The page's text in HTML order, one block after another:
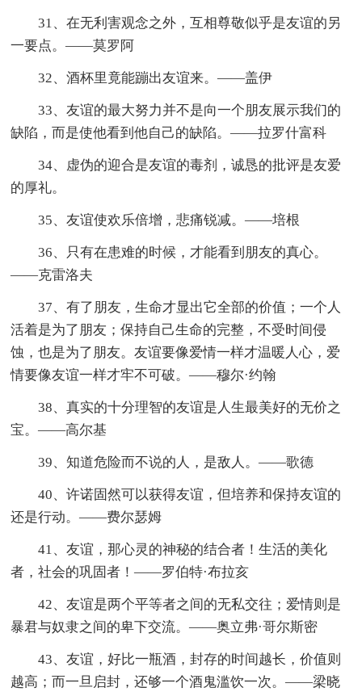
31、在无利害观念之外，互相尊敬似乎是友谊的另
一要点。——莫罗阿
32、酒杯里竟能蹦出友谊来。——盖伊
33、友谊的最大努力并不是向一个朋友展示我们的
缺陷，而是使他看到他自己的缺陷。——拉罗什富科
34、虚伪的迎合是友谊的毒剂，诚恳的批评是友爱
的厚礼。
35、友谊使欢乐倍增，悲痛锐减。——培根
36、只有在患难的时候，才能看到朋友的真心。
——克雷洛夫
37、有了朋友，生命才显出它全部的价值；一个人
活着是为了朋友；保持自己生命的完整，不受时间侵
蚀，也是为了朋友。友谊要像爱情一样才温暖人心，爱
情要像友谊一样才牢不可破。——穆尔·约翰
38、真实的十分理智的友谊是人生最美好的无价之
宝。——高尔基
39、知道危险而不说的人，是敌人。——歌德
40、许诺固然可以获得友谊，但培养和保持友谊的
还是行动。——费尔瑟姆
41、友谊，那心灵的神秘的结合者！生活的美化
者，社会的巩固者！——罗伯特·布拉亥
42、友谊是两个平等者之间的无私交往；爱情则是
暴君与奴隶之间的卑下交流。——奥立弗·哥尔斯密
43、友谊，好比一瓶酒，封存的时间越长，价值则
越高；而一旦启封，还够一个酒鬼滥饮一次。——梁晓